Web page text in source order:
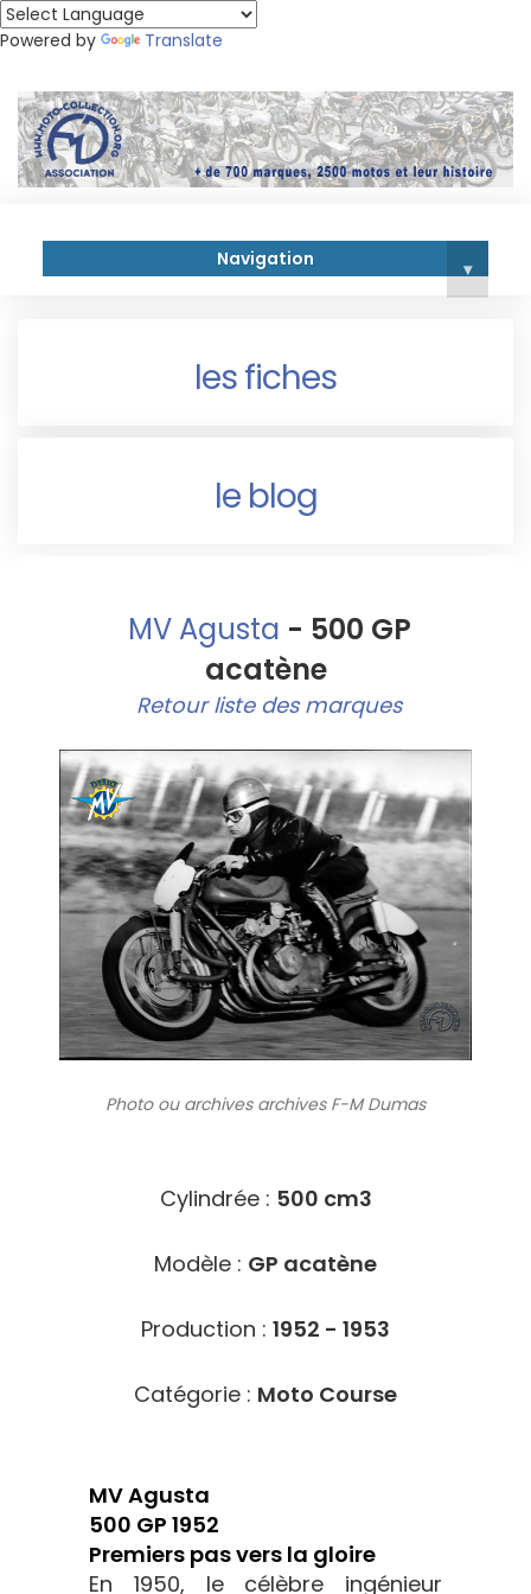
Powered by Translate
Navigation ▾
les fiches
le blog
MV Agusta - 500 GP
acatène
Retour liste des marques
Photo ou archivesarchives F-M Dumas
Cylindrée : 500 cm3
Modèle : GP acatène
Production : 1952 - 1953
Catégorie : Moto Course
MV Agusta
500 GP 1952
Premiers pas vers la gloire
En 1950, le célèbre ingénieur